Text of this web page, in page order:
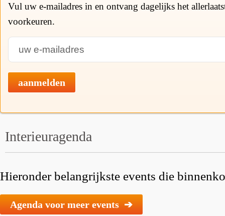
Vul uw e-mailadres in en ontvang dagelijks het
voorkeuren.
aanmelden
Interieuragenda
Hieronder belangrijkste events die
Agenda voor meer events ➔